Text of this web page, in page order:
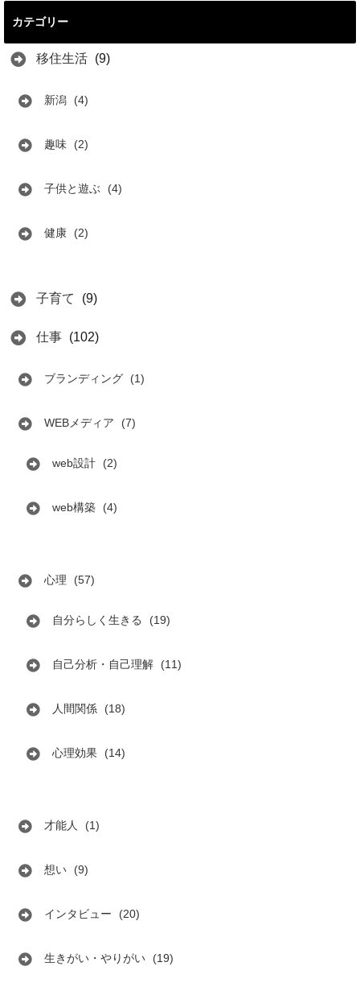
カテゴリー
移住生活 (9)
新潟 (4)
趣味 (2)
子供と遊ぶ (4)
健康 (2)
子育て (9)
仕事 (102)
ブランディング (1)
WEBメディア (7)
web設計 (2)
web構築 (4)
心理 (57)
自分らしく生きる (19)
自己分析・自己理解 (11)
人間関係 (18)
心理効果 (14)
才能人 (1)
想い (9)
インタビュー (20)
生きがい・やりがい (19)